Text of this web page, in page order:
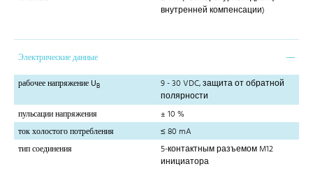
внутренней компенсации)
Электрические данные
рабочее напряжение UB
9 - 30 VDC, защита от обратной
полярности
пульсации напряжения
± 10 %
ток холостого потребления
≤ 80 mA
тип соединения
5-контактным разъемом M12
инициатора